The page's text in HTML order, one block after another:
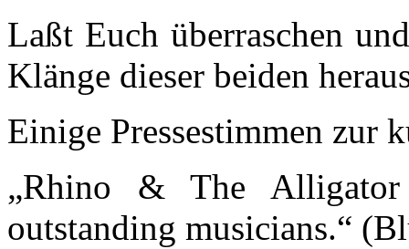
Laßt Euch überraschen
Klänge dieser beiden
Einige Pressestimmen zur
„Rhino & The
outstanding musicians.“